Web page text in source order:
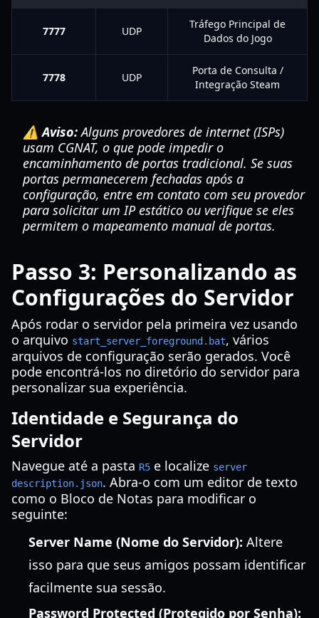
7777 UDP
Tráfego Principal de
Dados do Jogo
7778 UDP
Porta de Consulta /
Integração Steam
⚠️ Aviso:Alguns provedores de internet (ISPs)
usam CGNAT, o que pode impedir o
encaminhamento de portas tradicional. Se suas
portas permanecerem fechadas após a
configuração, entre em contato com seu provedor
para solicitar um IP estático ou verifique se eles
permitem o mapeamento manual de portas.
Passo 3: Personalizando as
Configurações do Servidor
Após rodar o servidor pela primeira vez usando
o arquivo start_server_foreground.bat, vários
arquivos de configuração serão gerados. Você
pode encontrá-los no diretório do servidor para
personalizar sua experiência.
Identidade e Segurança do
Servidor
Navegue até a pasta R5 e localize server
description.json. Abra-o com um editor de texto
como o Bloco de Notas para modificar o
seguinte:
Server Name (Nome do Servidor): Altere
isso para que seus amigos possam identificar
facilmente sua sessão.
Password Protected (Protegido por Senha):